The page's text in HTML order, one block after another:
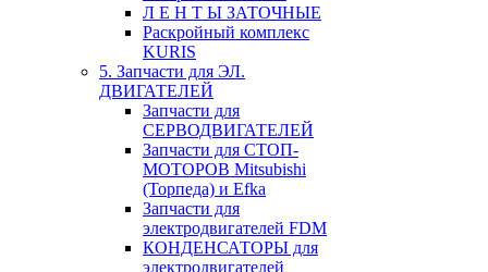
Л Е Н Т Ы ЗАТОЧНЫЕ
Раскройный комплекс
KURIS
5. Запчасти для ЭЛ.
ДВИГАТЕЛЕЙ
Запчасти для
СЕРВОДВИГАТЕЛЕЙ
Запчасти для СТОП-
МОТОРОВ Mitsubishi
(Торпеда) и Efka
Запчасти для
электродвигателей FDM
КОНДЕНСАТОРЫ для
электродвигателей